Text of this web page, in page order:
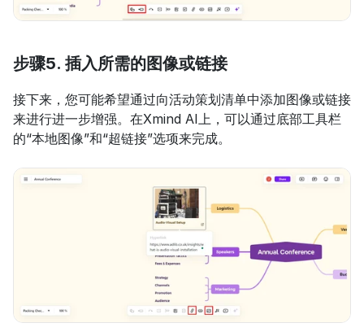
步骤5. 插入所需的图像或链接
接下来，您可能希望通过向活动策划清单中添加图像或链接
来进行进一步增强。在Xmind AI上，可以通过底部工具栏
的“本地图像”和“超链接”选项来完成。